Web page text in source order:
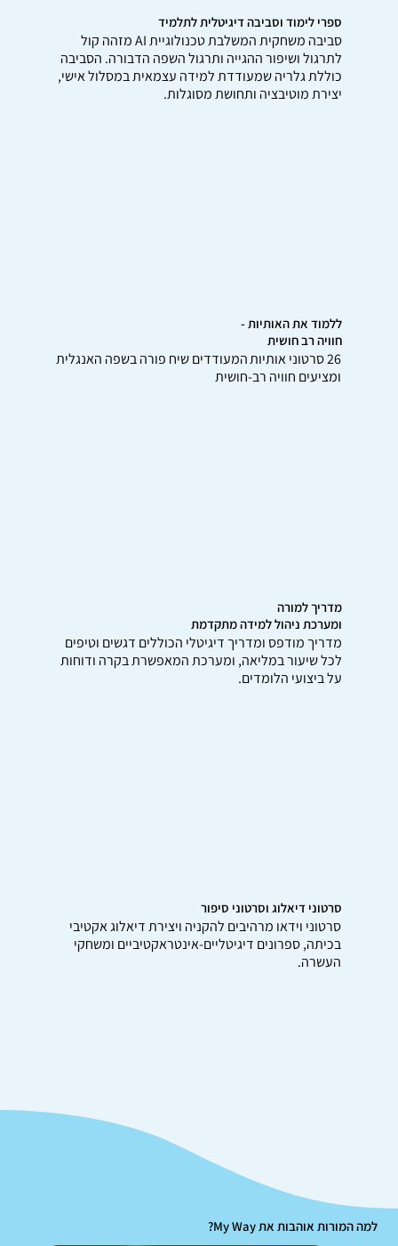
ספרי לימוד וסביבה דיגיטלית לתלמיד
סביבה משחקית המשלבת טכנולוגיית AI מזהה קול
לתרגול ושיפור ההגייה ותרגול השפה הדבורה. הסביבה
כוללת גלריה שמעודדת למידה עצמאית במסלול אישי,
יצירת מוטיבציה ותחושת מסוגלות.
ללמוד את האותיות -
חוויה רב חושית
26 סרטוני אותיות המעודדים שיח פורה בשפה האנגלית
ומציעים חוויה רב­­-חושית
מדריך למורה
ומערכת ניהול למידה מתקדמת
מדריך מודפס ומדריך דיגיטלי הכוללים דגשים וטיפים
לכל שיעור במליאה, ומערכת המאפשרת בקרה ודוחות
על ביצועי הלומדים.
סרטוני דיאלוג וסרטוני סיפור
סרטוני וידאו מרהיבים להקניה ויצירת דיאלוג אקטיבי
בכיתה, ספרונים דיגיטליים-אינטראקטיביים ומשחקי
העשרה.
למה המורות אוהבות את My Way?